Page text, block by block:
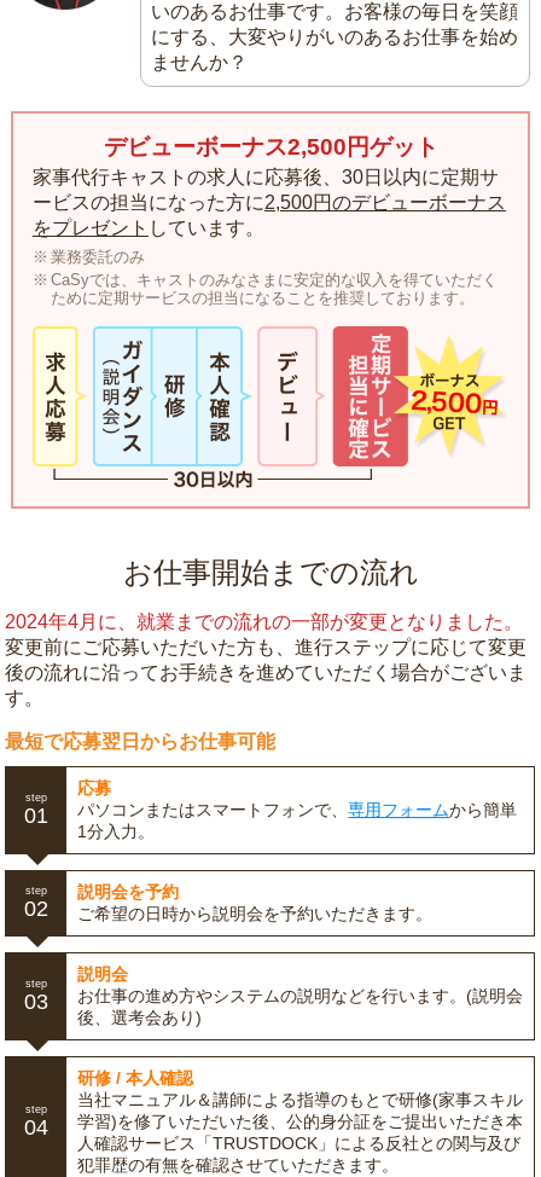
いのあるお仕事です。お客様の毎日を笑顔
にする、大変やりがいのあるお仕事を始め
ませんか？
デビューボーナス2,500円ゲット
家事代行キャストの求人に応募後、30日以内に定期サ
ービスの担当になった方に2,500円のデビューボーナス
をプレゼント しています。
業務委託のみ
CaSyでは、キャストのみなさまに安定的な収入を得ていただく
ために定期サービスの担当になることを推奨しております。
お仕事開始までの流れ
2024年4月に、就業までの流れの一部が変更となりました。
変更前にご応募いただいた方も、進行ステップに応じて変更
後の流れに沿ってお手続きを進めていただく場合がございま
す。
最短で応募翌日からお仕事可能
step
01
応募
パソコンまたはスマートフォンで、専用フォームから簡単
1分入力。
step
02
説明会を予約
ご希望の日時から説明会を予約いただきます。
step
03
説明会
お仕事の進め方やシステムの説明などを行います。(説明会
後、選考会あり)
step
04
研修 / 本人確認
当社マニュアル＆講師による指導のもとで研修(家事スキル
学習)を修了いただいた後、公的身分証をご提出いただき本
人確認サービス「TRUSTDOCK」による反社との関与及び
犯罪歴の有無を確認させていただきます。